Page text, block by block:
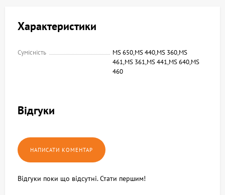
Характеристики
Сумісність
MS 650,MS 440,MS 360,MS
461,MS 361,MS 441,MS 640,MS
460
Відгуки
Відгуки поки що відсутні. Стати першим!